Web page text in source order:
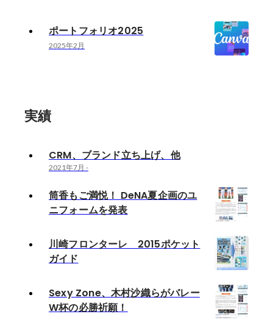
ポートフォリオ2025
2025年2月
実績
CRM、ブランド立ち上げ、他
2021年7月 -
筒香もご満悦！ DeNA夏企画のユ
ニフォームを発表
川崎フロンターレ 2015ポケット
ガイド
Sexy Zone、木村沙織らがバレー
W杯の必勝祈願！